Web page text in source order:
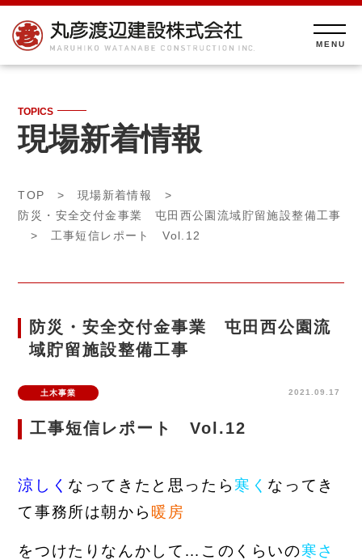
TOPICS
現場新着情報
TOP > 現場新着情報
>
防災・安全交付金事業 屯田西公園流域貯留施設整備工事
> 工事短信レポート Vol.12
防災・安全交付金事業 屯田西公園流
域貯留施設整備工事
土木事業 2021.09.17
工事短信レポート Vol.12
涼しく なってきたと思ったら 寒く なってき
て事務所は朝から 暖房
をつけたりなんかして…このくらいの寒さ